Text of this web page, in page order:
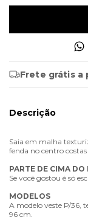
Frete grátis a
Descrição
Saia em malha
fenda no centro
PARTE DE CIMA DO
Se você gostou é só
MODELOS
A modelo veste P/36,
96 cm.